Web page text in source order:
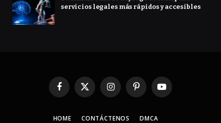
servicios legales más rápidos y accesibles
Facebook
X
InstagramPinterestYouTube
HOME CONTÁCTENOS DMCA